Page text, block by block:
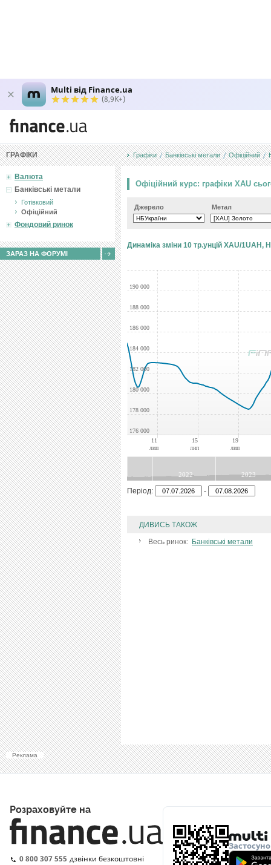
Multi від Finance.ua
(8,9K+)
ГРАФІКИ
Валюта
Банківські метали
Готiвковий
Офiцiйний
Фондовий ринок
ЗАРАЗ НА ФОРУМІ
Графіки Банківські метали Офiцiйний
Офіційний курс: графіки XAU
Джерело Метал
Динаміка зміни 10 тр.унцій XAU/1UAH,
11
лип
15
лип
19
лип
176 000
178 000
180 000
182 000
184 000
186 000
188 000
190 000
2022 2023
Період: -
ДИВИСЬ ТАКОЖ
Весь ринок: Банківські метали
Реклама
Розраховуйте на
0 800 307 555 дзвінки безкоштовні